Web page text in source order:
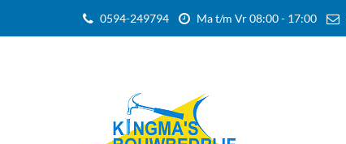
0594-249794 Ma t/m Vr 08:00 - 17:00